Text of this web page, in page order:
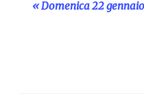
Evento
«Domenica 22